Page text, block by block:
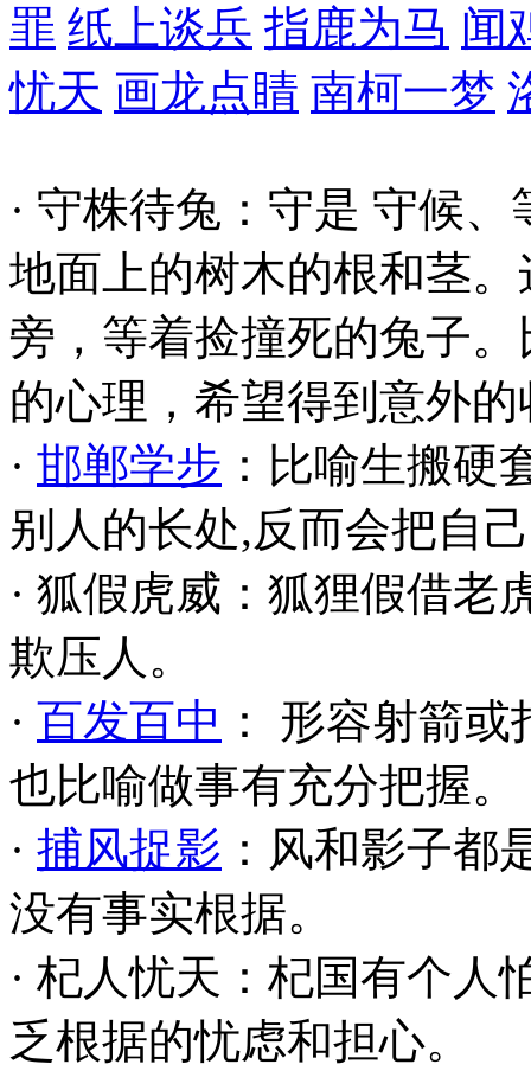
罪 纸上谈兵 指鹿为马 闻
忧天 画龙点睛 南柯一梦
· 守株待兔：守是 守候
地面上的树木的根和茎
旁，等着捡撞死的兔子
的心理，希望得到意外的
· 邯郸学步 ：比喻生搬硬
别人的长处,反而会把自
· 狐假虎威：狐狸假借老
欺压人。
· 百发百中 ： 形容射箭
也比喻做事有充分把握。
· 捕风捉影 ：风和影子都
没有事实根据。
· 杞人忧天：杞国有个人
乏根据的忧虑和担心。